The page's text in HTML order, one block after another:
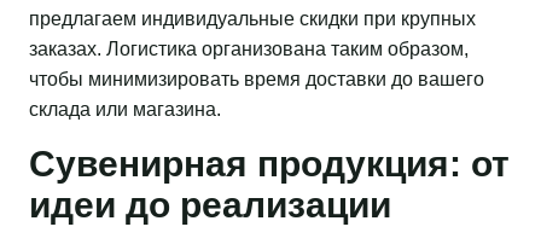
предлагаем индивидуальные скидки при крупных
заказах. Логистика организована таким образом,
чтобы минимизировать время доставки до вашего
склада или магазина.
Сувенирная продукция: от
идеи до реализации